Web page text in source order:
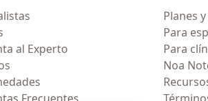
al Experto
Planes
Para
Para
Noa